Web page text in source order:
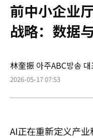
前中小企业
战略：数据
林奎振 아주ABC방송 대
2026-05-17 07:53
AI正在重新定义产